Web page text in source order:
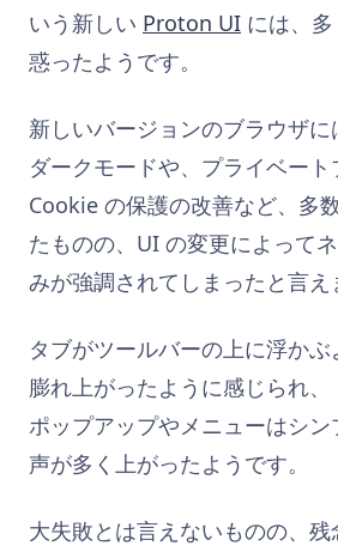
いう新しい Proton UI には、
惑ったようです。
新しいバージョンのブラウザ
ダークモードや、プライベー
Cookie の保護の改善など、多
たものの、UI の変更によって
みが強調されてしまったと言え
タブがツールバーの上に浮か
膨れ上がったように感じられ、
ポップアップやメニューはシン
声が多く上がったようです。
大失敗とは言えないものの、残